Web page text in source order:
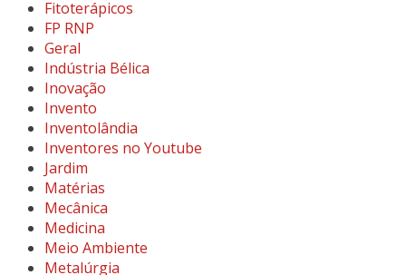
Fitoterápicos
FP RNP
Geral
Indústria Bélica
Inovação
Invento
Inventolândia
Inventores no Youtube
Jardim
Matérias
Mecânica
Medicina
Meio Ambiente
Metalúrgia